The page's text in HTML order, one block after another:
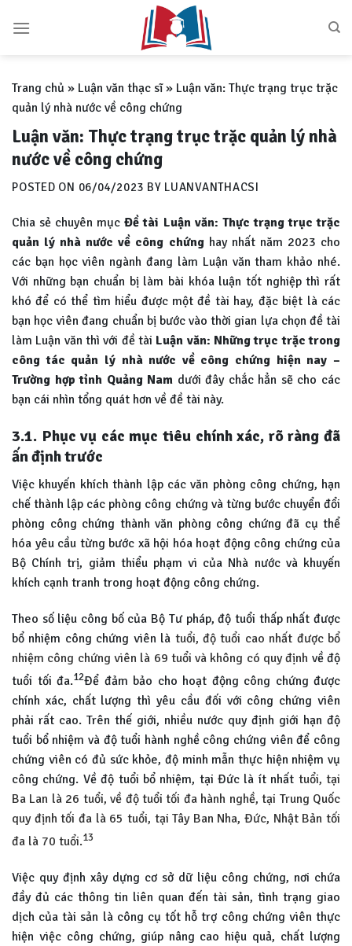
Trang chủ » Luận văn thạc sĩ» Luận văn: Thực trạng trục trặc
quản lý nhà nước về công chứng
Luận văn: Thực trạng trục trặc quản lý nhà
nước về công chứng
POSTED ON 06/04/2023 BY LUANVANTHACSI
Chia sẻ chuyên mụcĐề tài Luận văn: Thực trạng trục trặc
quản lý nhà nước về công chứng hay nhất năm 2023 cho
các bạn học viên ngành đang làm Luận văn tham khảo nhé.
Với những bạn chuẩn bị làm bài khóa luận tốt nghiệp thì rất
khó để có thể tìm hiểu được một đề tài hay, đặc biệt là các
bạn học viên đang chuẩn bị bước vào thời gian lựa chọn đề tài
làm Luận văn thì với đề tài Luận văn: Những trục trặc trong
công tác quản lý nhà nước về công chứng hiện nay –
Trường hợp tỉnh Quảng Nam dưới đây chắc hẳn sẽ cho các
bạn cái nhìn tổng quát hơn về đề tài này.
3.1. Phục vụ các mục tiêu chính xác, rõ ràng đã
ấn định trước
Việc khuyến khích thành lập các văn phòng công chứng, hạn
chế thành lập các phòng công chứng và từng bước chuyển đổi
phòng công chứng thành văn phòng công chứng đã cụ thể
hóa yêu cầu từng bước xã hội hóa hoạt động công chứng của
Bộ Chính trị, giảm thiểu phạm vi của Nhà nước và khuyến
khích cạnh tranh trong hoạt động công chứng.
Theo số liệu công bố của Bộ Tư pháp, độ tuổi thấp nhất được
bổ nhiệm công chứng viên là tuổi, độ tuổi cao nhất được bổ
nhiệm công chứng viên là 69 tuổi và không có quy định về độ
tuổi tối đa.12Để đảm bảo cho hoạt động công chứng được
chính xác, chất lượng thì yêu cầu đối với công chứng viên
phải rất cao. Trên thế giới, nhiều nước quy định giới hạn độ
tuổi bổ nhiệm và độ tuổi hành nghề công chứng viên để công
chứng viên có đủ sức khỏe, độ minh mẫn thực hiện nhiệm vụ
công chứng. Về độ tuổi bổ nhiệm, tại Đức là ít nhất tuổi, tại
Ba Lan là 26 tuổi, về độ tuổi tối đa hành nghề, tại Trung Quốc
quy định tối đa là 65 tuổi, tại Tây Ban Nha, Đức, Nhật Bản tối
đa là 70 tuổi.13
Việc quy định xây dựng cơ sở dữ liệu công chứng, nơi chứa
đầy đủ các thông tin liên quan đến tài sản, tình trạng giao
dịch của tài sản là công cụ tốt hỗ trợ công chứng viên thực
hiện việc công chứng, giúp nâng cao hiệu quả, chất lượng